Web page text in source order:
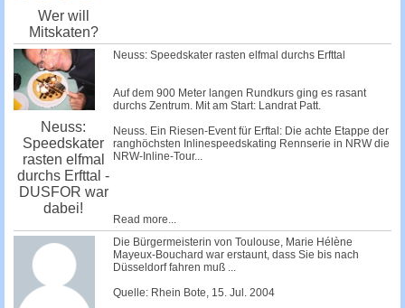
Wer will
Mitskaten?
Neuss:
Speedskater
rasten elfmal
durchs Erfttal -
DUSFOR war
dabei!
Neuss: Speedskater rasten elfmal durchs Erfttal
Auf dem 900 Meter langen Rundkurs ging es rasant
durchs Zentrum. Mit am Start: Landrat Patt.
Neuss. Ein Riesen-Event für Erftal: Die achte Etappe der
ranghöchsten Inlinespeedskating Rennserie in NRW die
NRW-Inline-Tour...
Read more...
Die Bürgermeisterin von Toulouse, Marie Hélène
Mayeux-Bouchard war erstaunt, dass Sie bis nach
Düsseldorf fahren muß ...
Quelle: Rhein Bote, 15. Jul. 2004